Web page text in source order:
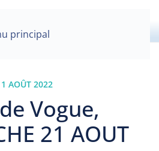
principal
AOÛT 2022
Vogue,
21 AOUT